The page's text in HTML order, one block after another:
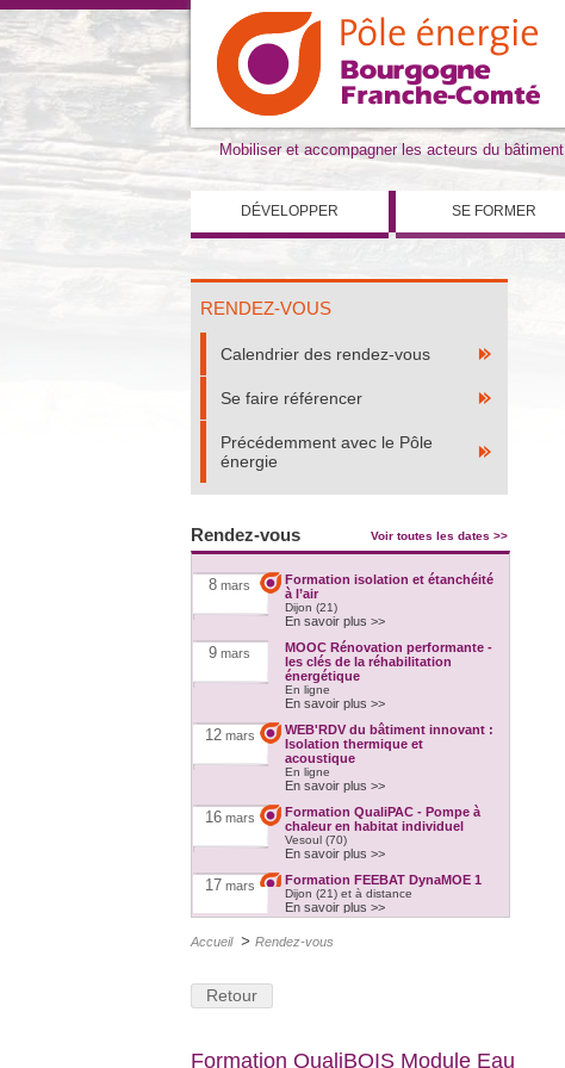
Mobiliser et accompagner les acteurs du bâtiment
DÉVELOPPER SE FORMER
RENDEZ-VOUS
Calendrier des rendez-vous
Se faire référencer
Précédemment avec le Pôle
énergie
Rendez-vous Voir toutes les dates >>
8 mars
Formation isolation et étanchéité
à l’air
Dijon (21)
En savoir plus >>
9 mars
MOOC Rénovation performante -
les clés de la réhabilitation
énergétique
En ligne
En savoir plus >>
12 mars
WEB'RDV du bâtiment innovant :
Isolation thermique et
acoustique
En ligne
En savoir plus >>
16 mars
Formation QualiPAC - Pompe à
chaleur en habitat individuel
Vesoul (70)
En savoir plus >>
17 mars Formation FEEBAT DynaMOE 1
Dijon (21) et à distance
En savoir plus >>
17 mars
Formation QualiBOIS Module
17
Accueil > Rendez-vous
Retour
Formation QualiBOIS Module Eau